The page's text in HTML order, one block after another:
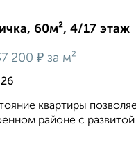
60м², 4/17 этаж
200 ₽ за м²
квартиры
районе с